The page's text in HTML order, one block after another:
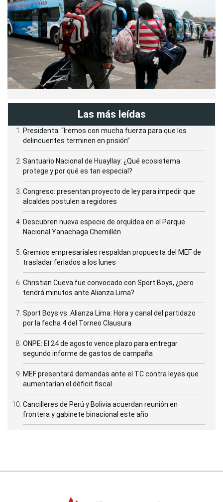
Las más leídas
Presidenta: “Iremos con mucha fuerza para que los
delincuentes terminen en prisión”
Santuario Nacional de Huayllay: ¿Qué ecosistema
protege y por qué es tan especial?
Congreso: presentan proyecto de ley para impedir que
alcaldes postulen a regidores
Descubren nueva especie de orquídea en el Parque
Nacional Yanachaga Chemillén
Gremios empresariales respaldan propuesta del MEF de
trasladar feriados a los lunes
Christian Cueva fue convocado con Sport Boys, ¿pero
tendrá minutos ante Alianza Lima?
Sport Boys vs. Alianza Lima: Hora y canal del partidazo
por la fecha 4 del Torneo Clausura
ONPE: El 24 de agosto vence plazo para entregar
segundo informe de gastos de campaña
MEF presentará demandas ante el TC contra leyes que
aumentarían el déficit fiscal
Cancilleres de Perú y Bolivia acuerdan reunión en
frontera y gabinete binacional este año